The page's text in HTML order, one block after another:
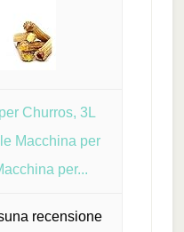
Churros, 3L
Macchina per
per...
recensione